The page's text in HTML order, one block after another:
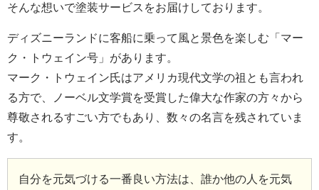
そんな想いで塗装サービスをお届けしております。
ディズニーランドに客船に乗って風と景色を楽しむ「マー
ク・トウェイン号」があります。
マーク・トウェイン氏はアメリカ現代文学の祖とも言われ
る方で、ノーベル文学賞を受賞した偉大な作家の方々から
尊敬されるすごい方でもあり、数々の名言を残されていま
す。
自分を元気づける一番良い方法は、誰か他の人を元気